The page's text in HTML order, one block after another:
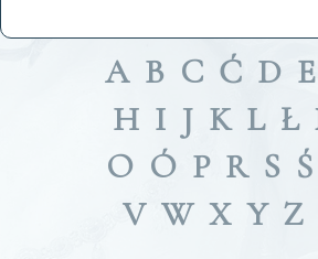
A B C Ć D E
H I J K L Ł
O Ó P R S Ś
V W X Y Z